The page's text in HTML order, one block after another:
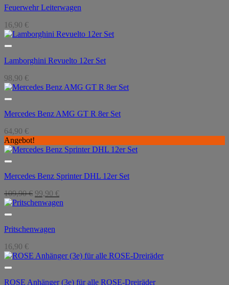
Feuerwehr Leiterwagen
16,90 €
Lamborghini Revuelto 12er Set
98,90 €
Mercedes Benz AMG GT R 8er Set
64,90 €
Angebot!
Mercedes Benz Sprinter DHL 12er Set
109,90€ Ursprünglicher
Preis
99,90 €Aktueller
Preis
Pritschenwagen
16,90 €
ROSE Anhänger (3e) für alle ROSE-Dreiräder